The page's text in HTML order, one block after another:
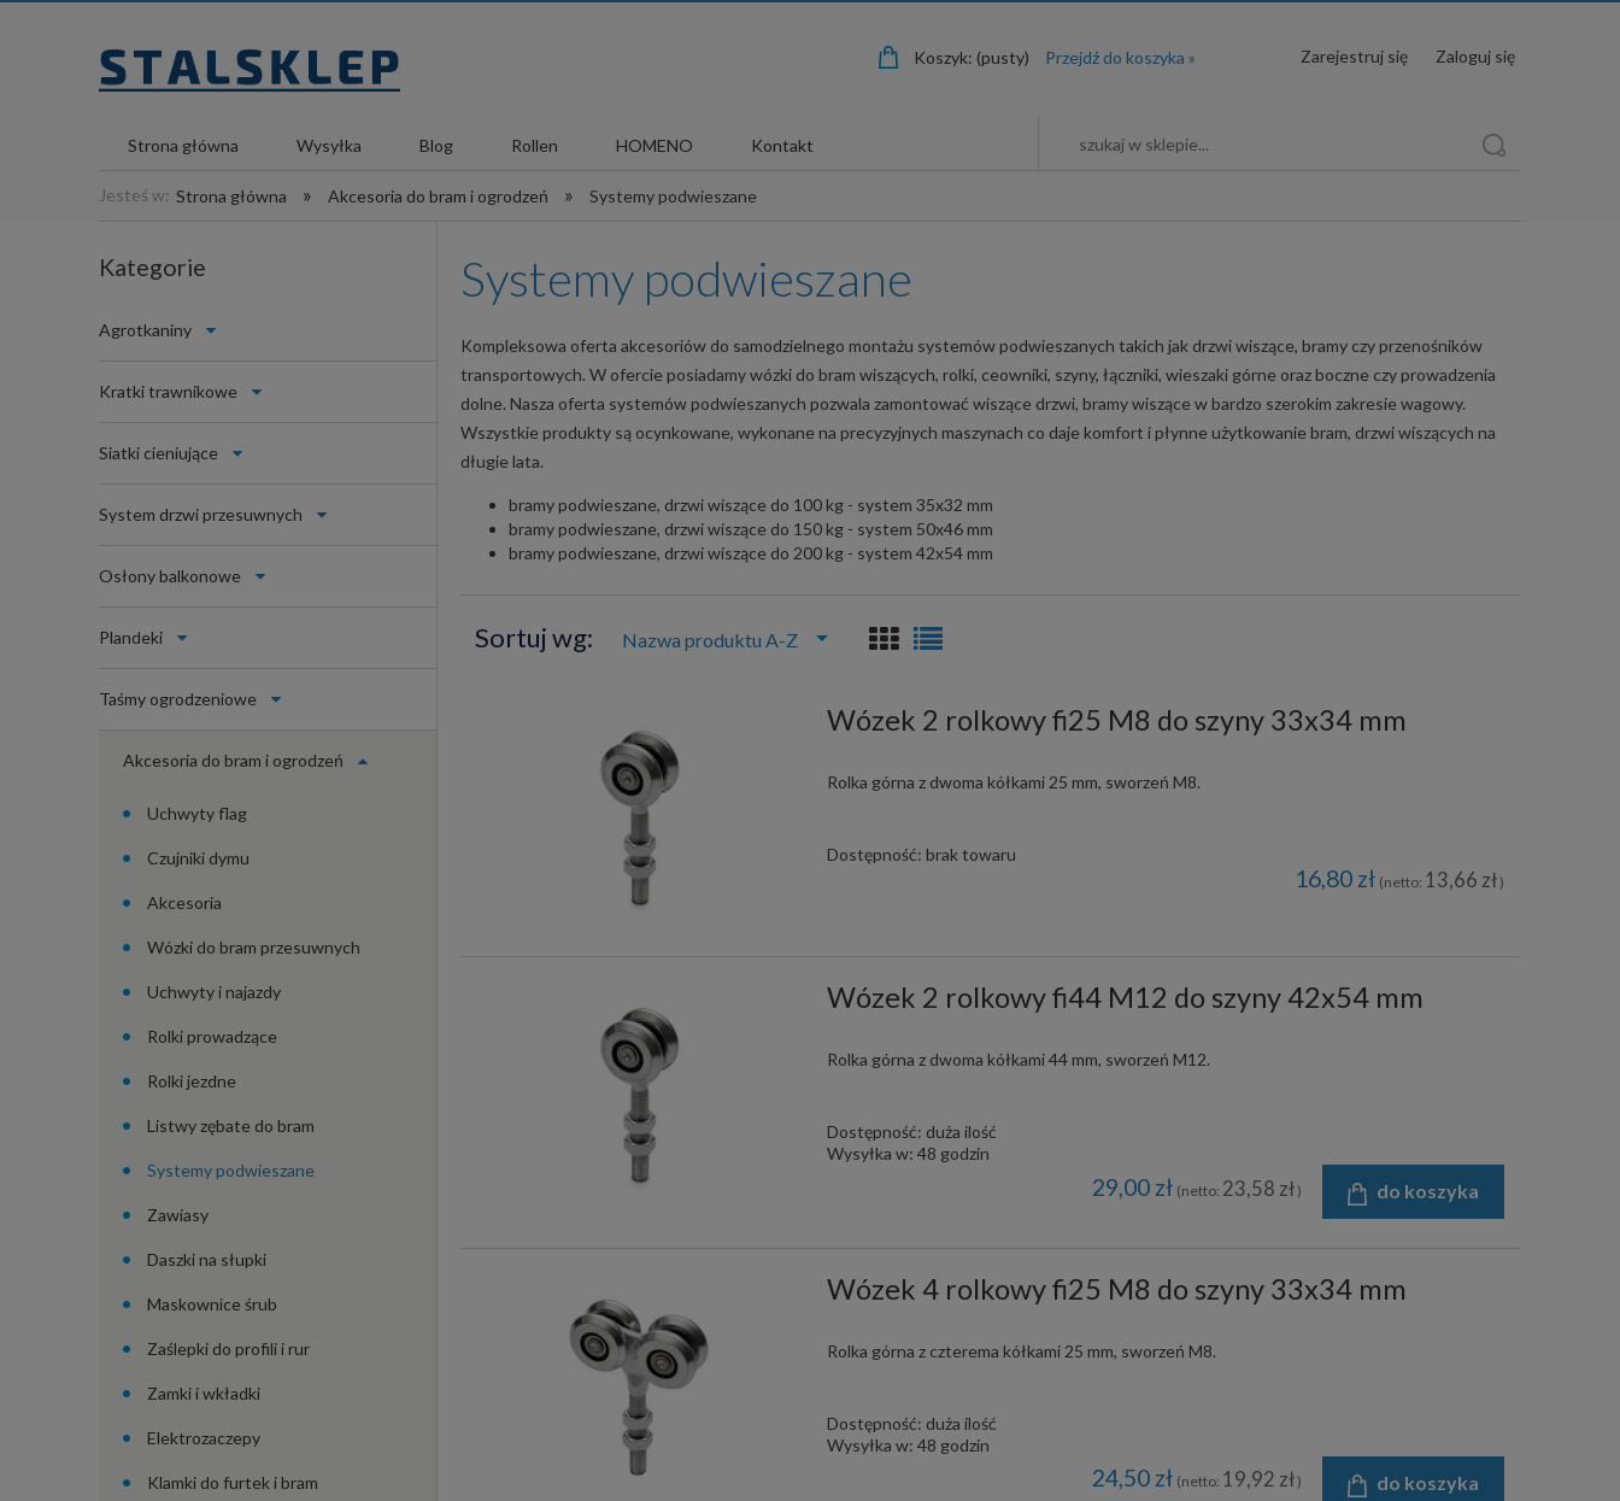
Zarejestruj się Zaloguj się
Koszyk: (pusty)
Strona główna Wysyłka Blog Rollen HOMENO Kontakt
Jesteś w: Strona główna » Akcesoria do bram i ogrodzeń » Systemy podwieszane
Kategorie
Agrotkaniny
Kratki trawnikowe
Siatki cieniujące
System drzwi przesuwnych
Osłony balkonowe
Plandeki
Taśmy ogrodzeniowe
Akcesoria do bram i ogrodzeń
Uchwyty flag
Czujniki dymu
Akcesoria
Wózki do bram przesuwnych
Uchwyty i najazdy
Rolki prowadzące
Rolki jezdne
Listwy zębate do bram
Systemy podwieszane
Zawiasy
Daszki na słupki
Maskownice śrub
Zaślepki do profili i rur
Zamki i wkładki
Elektrozaczepy
Klamki do furtek i bram
Systemy podwieszane
Kompleksowa oferta akcesoriów do samodzielnego montażu systemów podwieszanych takich jak drzwi wiszące, bramy czy przenośników
transportowych. W ofercie posiadamy wózki do bram wiszących, rolki, ceowniki, szyny, łączniki, wieszaki górne oraz boczne czy prowadzenia
dolne. Nasza oferta systemów podwieszanych pozwala zamontować wiszące drzwi, bramy wiszące w bardzo szerokim zakresie wagowy.
Wszystkie produkty są ocynkowane, wykonane na precyzyjnych maszynach co daje komfort i płynne użytkowanie bram, drzwi wiszących na
długie lata.
bramy podwieszane, drzwi wiszące do 100 kg - system 35x32 mm
bramy podwieszane, drzwi wiszące do 150 kg - system 50x46 mm
bramy podwieszane, drzwi wiszące do 200 kg - system 42x54 mm
Sortuj wg: Nazwa produktu A-Z
Wózek 2 rolkowy fi25 M8 do szyny 33x34 mm
Rolka górna z dwoma kółkami 25 mm, sworzeń M8.
Dostępność: brak towaru
16,80 zł (netto: 13,66 zł)
Wózek 2 rolkowy fi44 M12 do szyny 42x54 mm
Rolka górna z dwoma kółkami 44 mm, sworzeń M12.
Dostępność: duża ilość
Wysyłka w: 48 godzin
29,00 zł (netto: 23,58 zł) do koszyka
Wózek 4 rolkowy fi25 M8 do szyny 33x34 mm
Rolka górna z czterema kółkami 25 mm, sworzeń M8.
Dostępność: duża ilość
Wysyłka w: 48 godzin
24,50 zł (netto: 19,92 zł) do koszyka